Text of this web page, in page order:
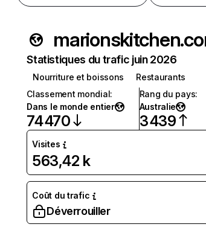
Statistiques du trafic juin 2026
Nourriture et boissons
Restaurants
Classement mondial:
Dans le monde entier
74 470
Rang du pays:
Australie
3 439
Visites
563,42 k
Coût du trafic
Déverrouiller